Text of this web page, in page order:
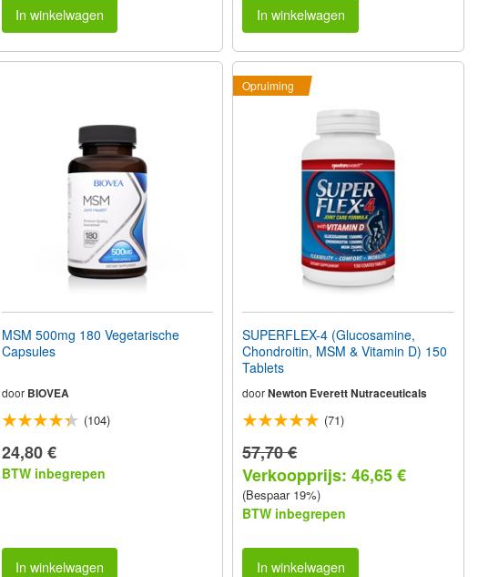
In winkelwagen In winkelwagen
MSM 500mg 180 Vegetarische
Capsules
door BIOVEA
(104)
24,80 €
BTW inbegrepen
In winkelwagen
Opruiming
SUPERFLEX-4 (Glucosamine,
Chondroitin, MSM & Vitamin D) 150
Tablets
doorNewton Everett Nutraceuticals
(71)
57,70 €
Verkoopprijs: 46,65 €
(Bespaar 19%)
BTW inbegrepen
In winkelwagen